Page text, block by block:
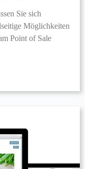
Sie sich
Möglichkeiten
Point of Sale